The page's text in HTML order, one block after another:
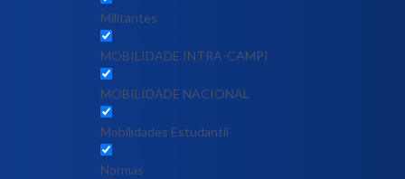
Militantes
MOBILIDADE INTRA-CAMPI
MOBILIDADE NACIONAL
Mobilidades Estudantil
Normas